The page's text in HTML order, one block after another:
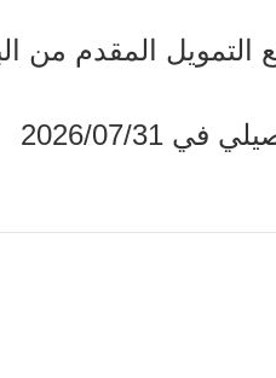
المقدم من البنك
2026/07/31